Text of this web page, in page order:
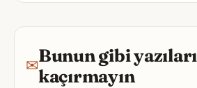
✉Bunun gibi yazıları
kaçırmayın